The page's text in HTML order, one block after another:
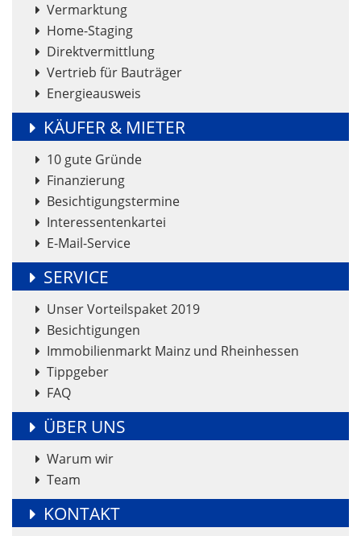
Vermarktung
Home-Staging
Direktvermittlung
Vertrieb für Bauträger
Energieausweis
KÄUFER & MIETER
10 gute Gründe
Finanzierung
Besichtigungstermine
Interessentenkartei
E-Mail-Service
SERVICE
Unser Vorteilspaket 2019
Besichtigungen
Immobilienmarkt Mainz und Rheinhessen
Tippgeber
FAQ
ÜBER UNS
Warum wir
Team
KONTAKT